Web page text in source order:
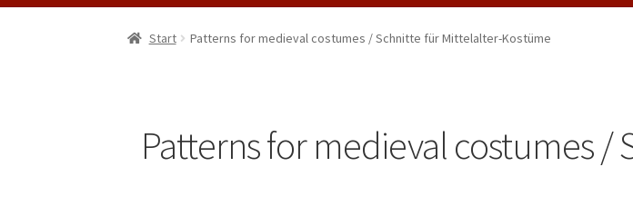
Start Patterns for medieval costumes / Schnitte für Mittelalter-Kostüme
Patterns for medieval costumes